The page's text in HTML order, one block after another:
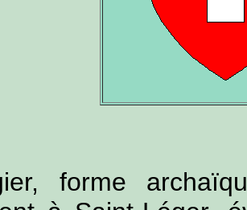
forme